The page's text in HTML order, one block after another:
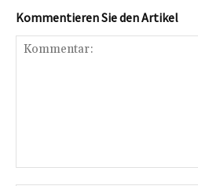
Kommentieren Sie den Artikel